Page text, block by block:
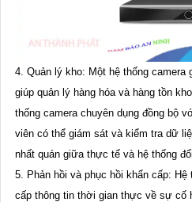
4. Quản lý kho: Một hệ thống
giúp quản lý hàng hóa và hàng tồn
thống camera chuyên dụng đồng bộ
viên có thể giám sát và kiểm tra dữ
nhất quán giữa thực tế và hệ thống
5. Phản hồi và phục hồi khẩn cấp:
cấp thông tin thời gian thực về sự cố